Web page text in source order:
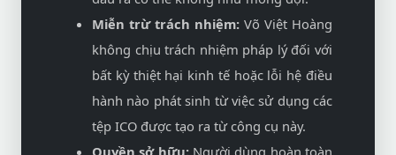
Miễn trừ trách nhiệm: Võ Việt Hoàng
không chịu trách nhiệm pháp lý đối với
bất kỳ thiệt hại kinh tế hoặc lỗi hệ điều
hành nào phát sinh từ việc sử dụng các
tệp ICO được tạo ra từ công cụ này.
Quyền sở hữu:Người dùng hoàn toàn